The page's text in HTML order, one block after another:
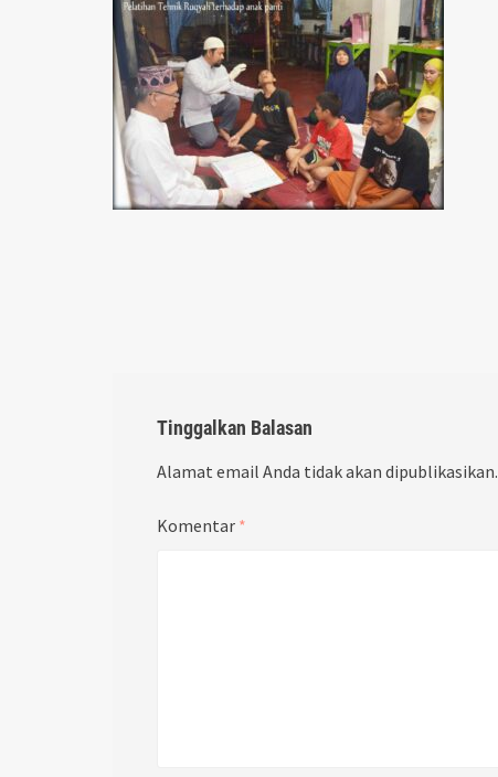
Tinggalkan Balasan
Alamat email Anda tidak akan dipublikasikan.
Komentar *